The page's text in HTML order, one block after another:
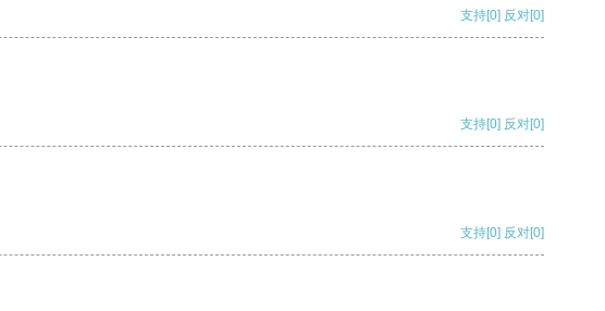
支持[0] 反对[0]
支持[0] 反对[0]
支持[0] 反对[0]